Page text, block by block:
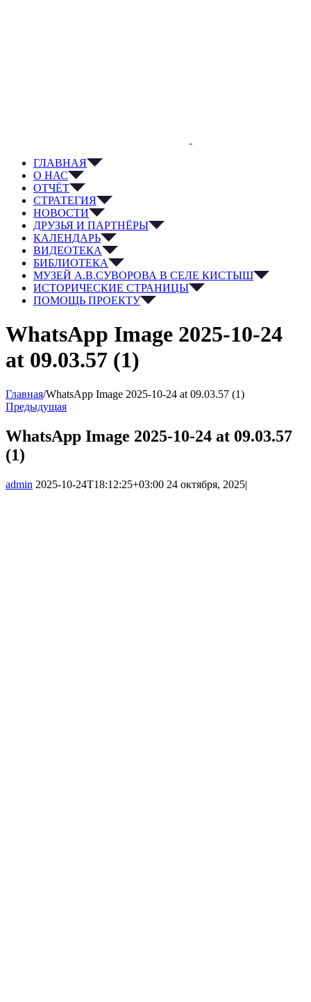
ГЛАВНАЯ
О НАС
ОТЧЁТ
СТРАТЕГИЯ
НОВОСТИ
ДРУЗЬЯ И ПАРТНЁРЫ
КАЛЕНДАРЬ
ВИДЕОТЕКА
БИБЛИОТЕКА
МУЗЕЙ А.В.СУВОРОВА В СЕЛЕ КИСТЫШ
ИСТОРИЧЕСКИЕ СТРАНИЦЫ
ПОМОЩЬ ПРОЕКТУ
WhatsApp Image 2025-10-24
at 09.03.57 (1)
Главная/WhatsApp Image 2025-10-24 at 09.03.57 (1)
Предыдущая
WhatsApp Image 2025-10-24 at 09.03.57
(1)
admin 2025-10-24T18:12:25+03:00 24 октября, 2025|